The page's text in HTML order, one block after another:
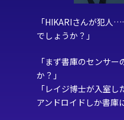
「HIKARIさんが犯
でしょうか？」
「まず書庫のセンサ
か？」
「レイジ博士が入室し
アンドロイドしか書庫